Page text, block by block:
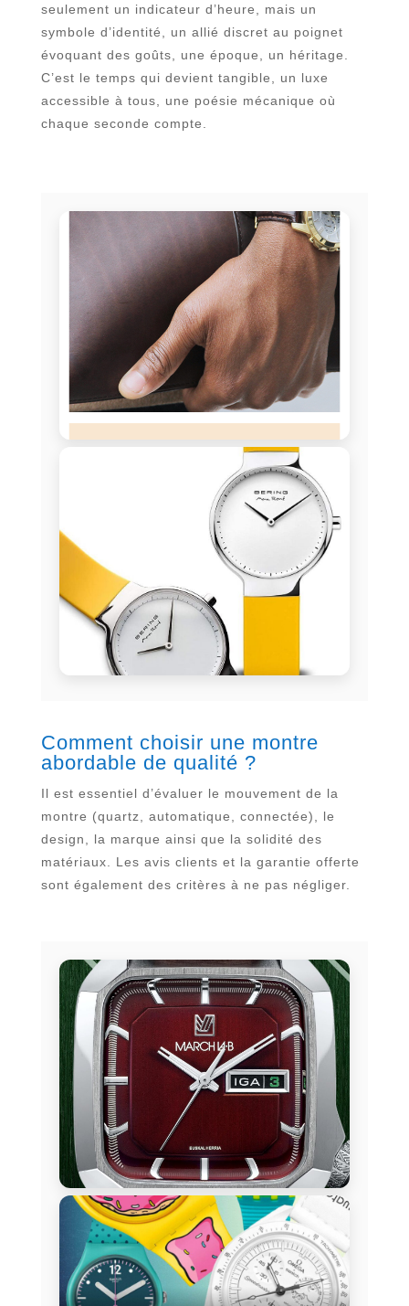
seulement un indicateur d’heure, mais un
symbole d’identité, un allié discret au poignet
évoquant des goûts, une époque, un héritage.
C’est le temps qui devient tangible, un luxe
accessible à tous, une poésie mécanique où
chaque seconde compte.
Comment choisir une montre
abordable de qualité ?
Il est essentiel d’évaluer le mouvement de la
montre (quartz, automatique, connectée), le
design, la marque ainsi que la solidité des
matériaux. Les avis clients et la garantie offerte
sont également des critères à ne pas négliger.